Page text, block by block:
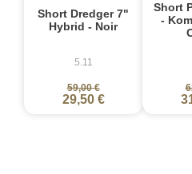
Short Dredger 7"
Hybrid - Noir
5.11
59,00 €
29,50 €
Short
-